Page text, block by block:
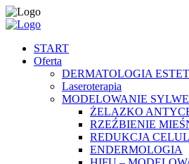
START
Oferta
DERMATOLOGIA
Laseroterapia
MODELOWANIE
ŻELAZKO
RZEŹBIENIE
REDUKCJA
ENDERMOLOGIA